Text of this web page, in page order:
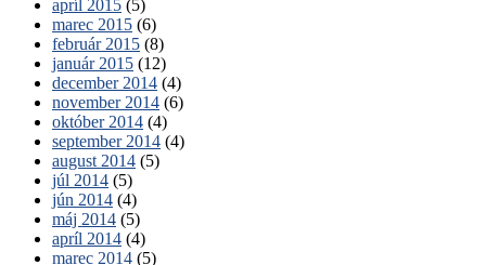
apríl 2015 (5)
marec 2015 (6)
február 2015 (8)
január 2015 (12)
december 2014 (4)
november 2014 (6)
október 2014 (4)
september 2014 (4)
august 2014 (5)
júl 2014 (5)
jún 2014 (4)
máj 2014 (5)
apríl 2014 (4)
marec 2014 (5)